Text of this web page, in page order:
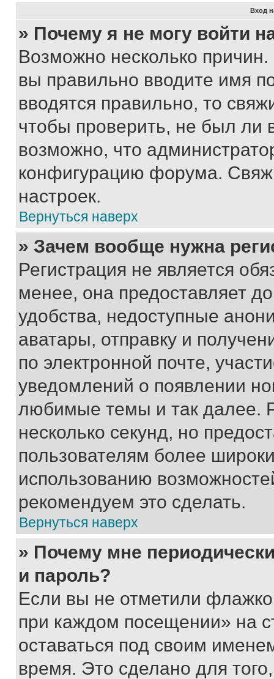
Вход
» Почему я не могу войти
Возможно несколько
вы правильно вводите имя
вводятся правильно, то
чтобы проверить, не был ли
возможно, что
конфигурацию форума.
настроек.
Вернуться наверх
» Зачем вообще нужна
Регистрация не является
менее, она предоставляет
удобства, недоступные
аватары, отправку и
по электронной почте,
уведомлений о появлении
любимые темы и так далее.
несколько секунд, но
пользователям более
использованию
рекомендуем это сделать.
Вернуться наверх
» Почему мне
и пароль?
Если вы не отметили
при каждом посещении» на
оставаться под своим
время. Это сделано для